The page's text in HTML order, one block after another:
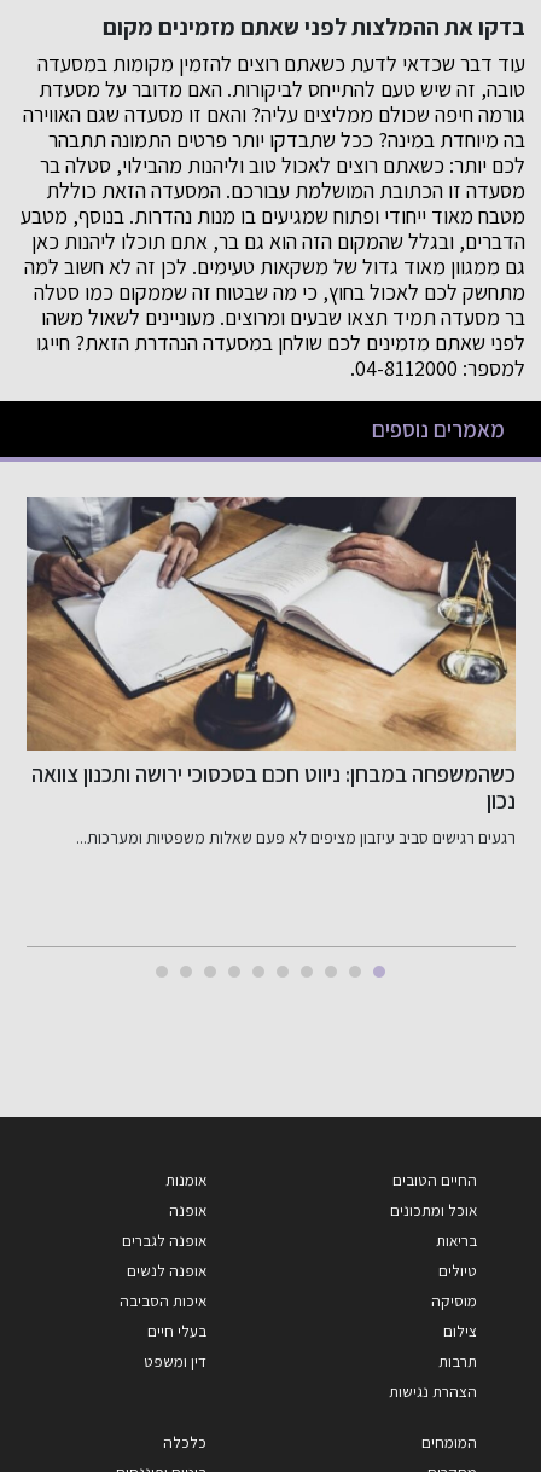
בדקו את ההמלצות לפני שאתם מזמינים מקום
עוד דבר שכדאי לדעת כשאתם רוצים להזמין מקומות במסעדה
טובה, זה שיש טעם להתייחס לביקורות. האם מדובר על מסעדת
גורמה חיפה שכולם ממליצים עליה? והאם זו מסעדה שגם האווירה
בה מיוחדת במינה? ככל שתבדקו יותר פרטים התמונה תתבהר
לכם יותר: כשאתם רוצים לאכול טוב וליהנות מהבילוי, סטלה בר
מסעדה זו הכתובת המושלמת עבורכם. המסעדה הזאת כוללת
מטבח מאוד ייחודי ופתוח שמגיעים בו מנות נהדרות. בנוסף, מטבע
הדברים, ובגלל שהמקום הזה הוא גם בר, אתם תוכלו ליהנות כאן
גם ממגוון מאוד גדול של משקאות טעימים. לכן זה לא חשוב למה
מתחשק לכם לאכול בחוץ, כי מה שבטוח זה שממקום כמו סטלה
בר מסעדה תמיד תצאו שבעים ומרוצים. מעוניינים לשאול משהו
לפני שאתם מזמינים לכם שולחן במסעדה הנהדרת הזאת? חייגו
למספר: 04-8112000.
מאמרים נוספים
חכם בסכסוכי ירושה ותכנון צוואה
מציפים לא פעם שאלות משפטיות ומערכות...
שיפור האשראי שלך
דירוג אשראי שלי: מה זה
החיים הטובים
אוכל ומתכונים
בריאות
טיולים
מוסיקה
צילום
תרבות
הצהרת נגישות
אומנות
אופנה
אופנה לגברים
אופנה לנשים
איכות הסביבה
בעלי חיים
דין ומשפט
המומחים
כלכלה